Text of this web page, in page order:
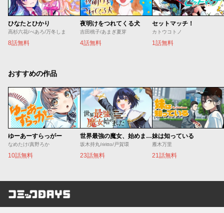
ひなたとひかり
高杉六花/べあろ/万冬しま
8話無料
夜明けをつれてくる犬
吉田桃子/あまぎ夏芽
4話無料
セットマッチ！
カトウコトノ
1話無料
おすすめの作品
ゆーあーすらっがー
なめたけ/真野ろか
10話無料
世界最強の魔女、始めました ～私だけ『攻略サイト』を見れる世界で自由に生きます～
坂木持丸/riritto/戸賀環
23話無料
妹は知っている
雁木万里
21話無料
コミックDAYS